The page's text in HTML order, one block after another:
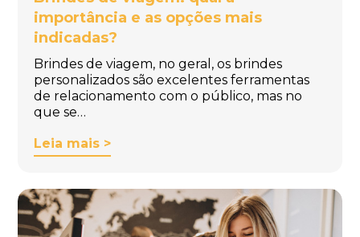
importância e as opções mais
indicadas?
Brindes de viagem, no geral, os brindes
personalizados são excelentes ferramentas
de relacionamento com o público, mas no
que se…
Leia mais >